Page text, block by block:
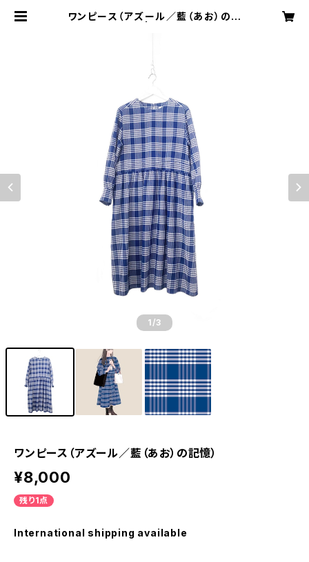
ワンピース（アズール／藍（あお）の記
1 /3
ワンピース（アズール／藍（あお）の記憶）
¥8,000
残り1点
International shipping available